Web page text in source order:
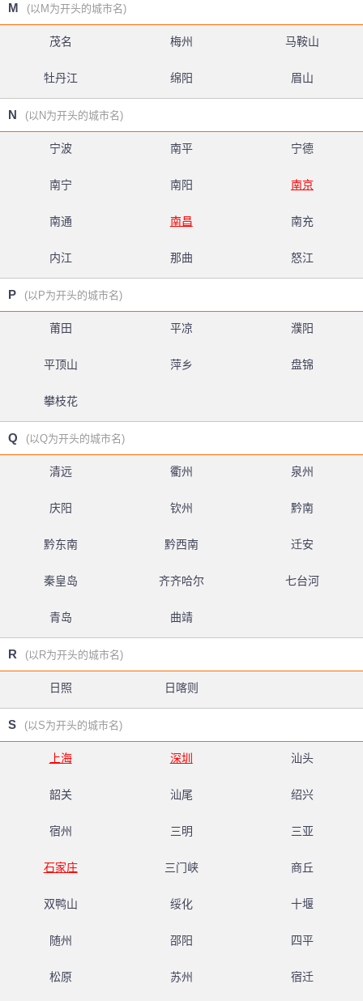
M (以M为开头的城市名)
茂名 梅州 马鞍山
牡丹江 绵阳 眉山
N (以N为开头的城市名)
宁波 南平 宁德
南宁 南阳 南京
南通 南昌 南充
内江 那曲 怒江
P (以P为开头的城市名)
莆田 平凉 濮阳
平顶山 萍乡 盘锦
攀枝花
Q (以Q为开头的城市名)
清远 衢州 泉州
庆阳 钦州 黔南
黔东南 黔西南 迁安
秦皇岛 齐齐哈尔 七台河
青岛 曲靖
R (以R为开头的城市名)
日照 日喀则
S (以S为开头的城市名)
上海 深圳 汕头
韶关 汕尾 绍兴
宿州 三明 三亚
石家庄 三门峡 商丘
双鸭山 绥化 十堰
随州 邵阳 四平
松原 苏州 宿迁